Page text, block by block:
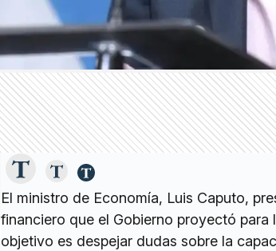
El ministro de Economía, Luis Caputo,
financiero que el Gobierno proyectó
objetivo es despejar dudas sobre la